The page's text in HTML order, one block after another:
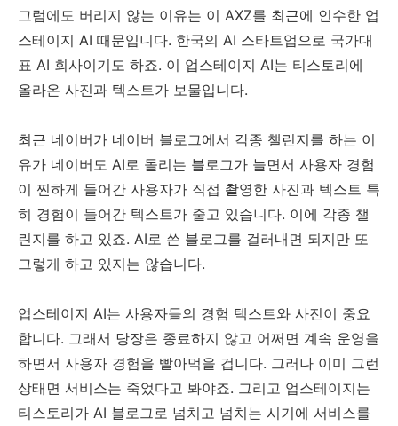
그럼에도 버리지 않는 이유는 이 AXZ를 최근에 인수한 업
스테이지 AI 때문입니다. 한국의 AI 스타트업으로 국가대
표 AI 회사이기도 하죠. 이 업스테이지 AI는 티스토리에
올라온 사진과 텍스트가 보물입니다.
최근 네이버가 네이버 블로그에서 각종 챌린지를 하는 이
유가 네이버도 AI로 돌리는 블로그가 늘면서 사용자 경험
이 찐하게 들어간 사용자가 직접 촬영한 사진과 텍스트 특
히 경험이 들어간 텍스트가 줄고 있습니다. 이에 각종 챌
린지를 하고 있죠. AI로 쓴 블로그를 걸러내면 되지만 또
그렇게 하고 있지는 않습니다.
업스테이지 AI는 사용자들의 경험 텍스트와 사진이 중요
합니다. 그래서 당장은 종료하지 않고 어쩌면 계속 운영을
하면서 사용자 경험을 빨아먹을 겁니다. 그러나 이미 그런
상태면 서비스는 죽었다고 봐야죠. 그리고 업스테이지는
티스토리가 AI 블로그로 넘치고 넘치는 시기에 서비스를